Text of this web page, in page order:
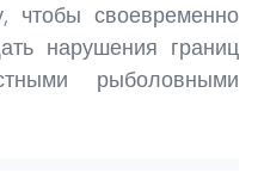
чтобы своевременно
нарушения границ
рыболовными